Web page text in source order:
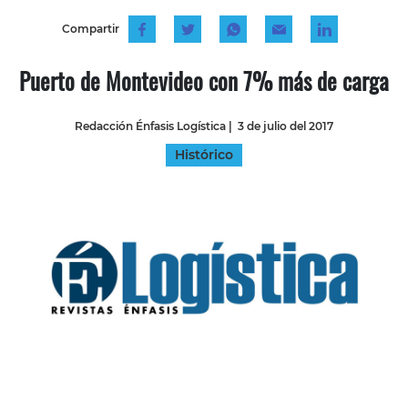
Compartir
Puerto de Montevideo con 7% más de carga
Redacción Énfasis Logística | 3 de julio del 2017
Histórico